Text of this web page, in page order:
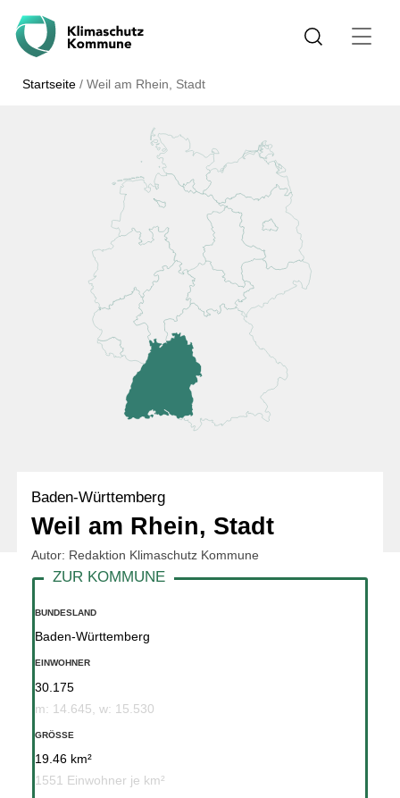
Startseite /Weil am Rhein, Stadt
Baden-Württemberg
Weil am Rhein, Stadt
Autor: Redaktion Klimaschutz Kommune
BUNDESLAND
Baden-Württemberg
EINWOHNER
30.175
m: 14.645, w: 15.530
GRÖSSE
19.46 km²
1551 Einwohner je km²